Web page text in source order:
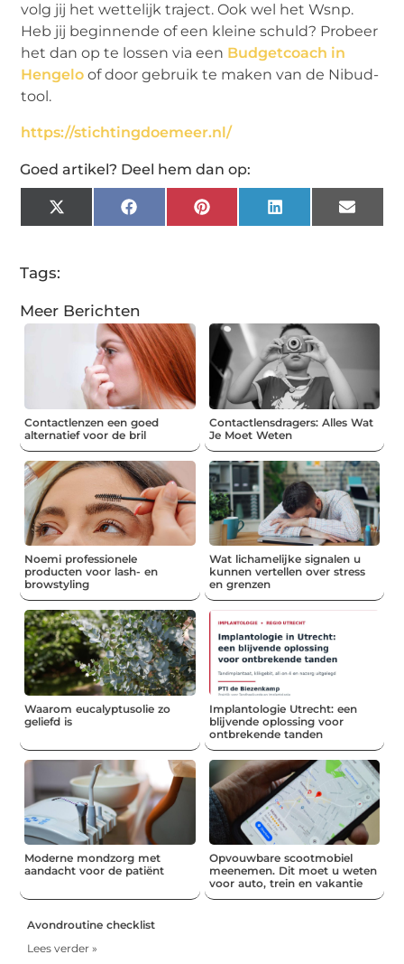
volg jij het wettelijk traject. Ook wel het Wsnp.
Heb jij beginnende of een kleine schuld? Probeer
het dan op te lossen via een Budgetcoach in
Hengelo of door gebruik te maken van de Nibud-
tool.
https://stichtingdoemeer.nl/
Goed artikel? Deel hem dan op:
X
(Twitter)
FacebookPinterestLinkedInEmail
Tags:
Meer Berichten
Contactlenzen een goed
alternatief voor de bril
Contactlensdragers: Alles Wat
Je Moet Weten
Noemi professionele
producten voor lash- en
browstyling
Wat lichamelijke signalen u
kunnen vertellen over stress
en grenzen
Waarom eucalyptusolie zo
geliefd is
Implantologie Utrecht: een
blijvende oplossing voor
ontbrekende tanden
Moderne mondzorg met
aandacht voor de patiënt
Opvouwbare scootmobiel
meenemen. Dit moet u weten
voor auto, trein en vakantie
Avondroutine checklist
Lees verder »